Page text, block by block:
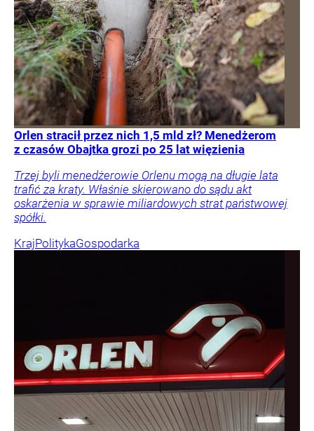
Orlen stracił przez nich 1,5 mld zł? Menedżerom
z czasów Obajtka grozi po 25 lat więzienia
Trzej byli menedżerowie Orlenu mogą na długie lata
trafić za kraty. Właśnie skierowano do sądu akt
oskarżenia w sprawie miliardowych strat państwowej
spółki.
KrajPolitykaGospodarka